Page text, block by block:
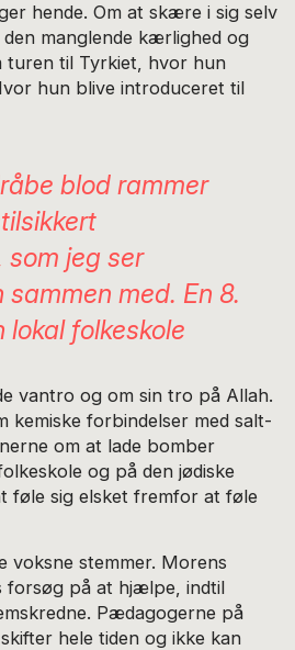
hende. Om at skære i sig selv
manglende kærlighed og
turen til Tyrkiet, hvor hun
hun blive introduceret til
blod rammer
som jeg ser
med. En 8.
lokal folkeskole
vantro og om sin tro på Allah.
kemiske forbindelser med salt-
om at lade bomber
og på den jødiske
føle sig elsket fremfor at føle
voksne stemmer. Morens
forsøg på at hjælpe, indtil
Pædagogerne på
hele tiden og ikke kan